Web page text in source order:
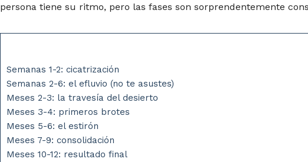
persona tiene su ritmo, pero las fases son sorprendentemente
Semanas 1-2: cicatrización
Semanas 2-6: el efluvio (no te asustes)
Meses 2-3: la travesía del desierto
Meses 3-4: primeros brotes
Meses 5-6: el estirón
Meses 7-9: consolidación
Meses 10-12: resultado final